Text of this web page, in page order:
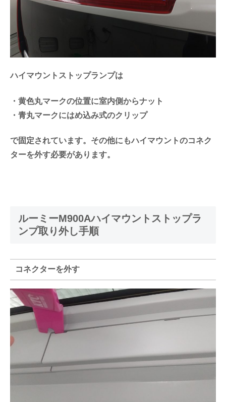
ハイマウントストップランプは
・黄色丸マークの位置に室内側からナット
・青丸マークにはめ込み式のクリップ
で固定されています。その他にもハイマウントのコネク
ターを外す必要があります。
ルーミーM900Aハイマウントストップラ
ンプ取り外し手順
コネクターを外す